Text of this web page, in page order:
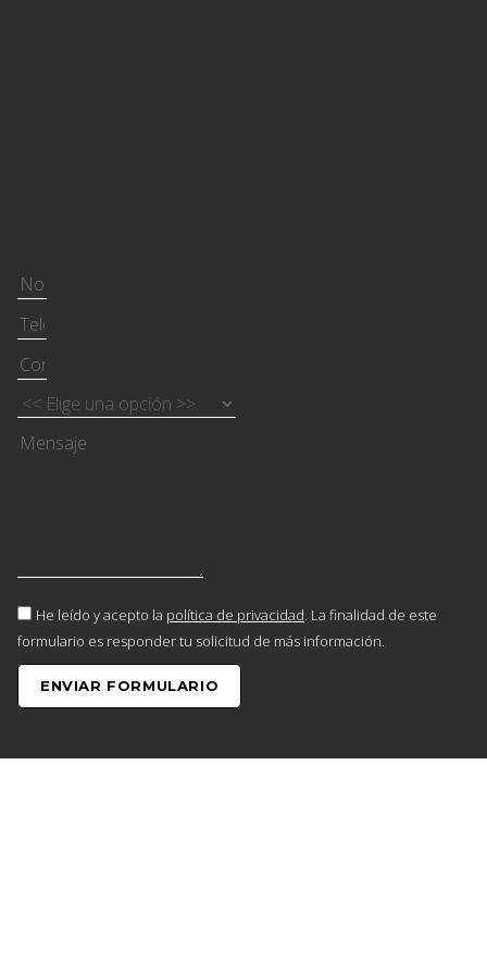
He leído y acepto la política de privacidad. La finalidad de este
formulario es responder tu solicitud de más información.
ENVIAR FORMULARIO